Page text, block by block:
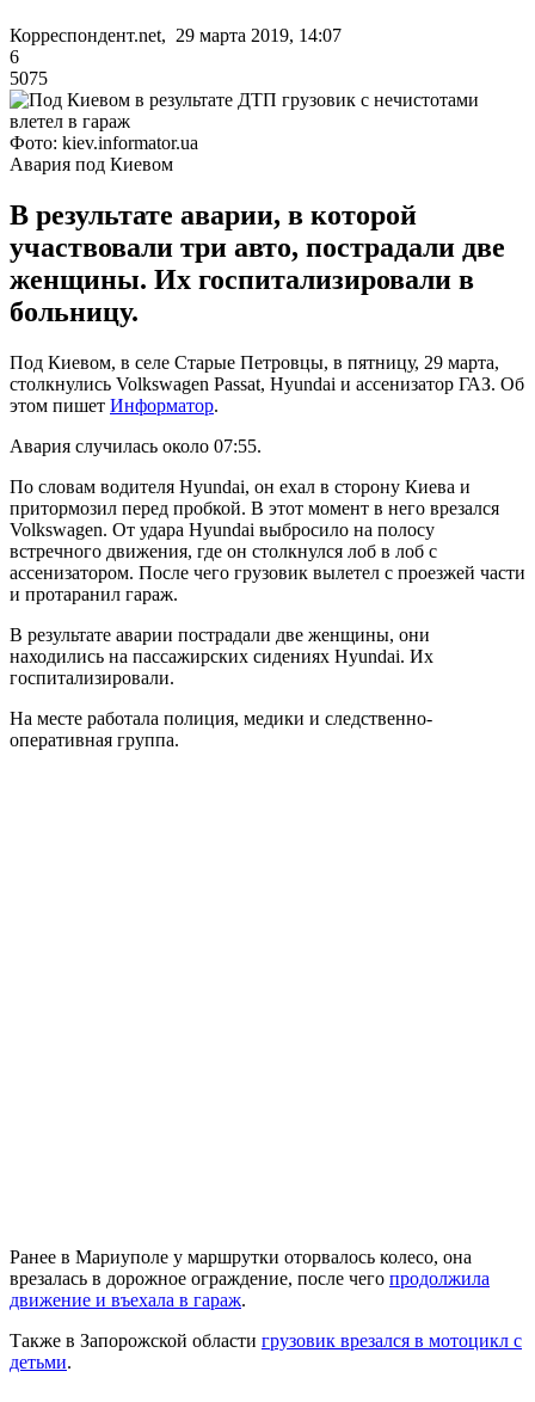
Корреспондент.net, 29 марта 2019, 14:07
6
5075
Фото: kiev.informator.ua
Авария под Киевом
В результате аварии, в которой
участвовали три авто, пострадали две
женщины. Их госпитализировали в
больницу.
Под Киевом, в селе Старые Петровцы, в пятницу, 29 марта,
столкнулись Volkswagen Passat, Hyundai и ассенизатор ГАЗ. Об
этом пишет Информатор.
Авария случилась около 07:55.
По словам водителя Hyundai, он ехал в сторону Киева и
притормозил перед пробкой. В этот момент в него врезался
Volkswagen. От удара Hyundai выбросило на полосу
встречного движения, где он столкнулся лоб в лоб с
ассенизатором. После чего грузовик вылетел с проезжей части
и протаранил гараж.
В результате аварии пострадали две женщины, они
находились на пассажирских сидениях Hyundai. Их
госпитализировали.
На месте работала полиция, медики и следственно-
оперативная группа.
Ранее в Мариуполе у маршрутки оторвалось колесо, она
врезалась в дорожное ограждение, после чего продолжила
движение и въехала в гараж.
Также в Запорожской области грузовик врезался в мотоцикл с
детьми.